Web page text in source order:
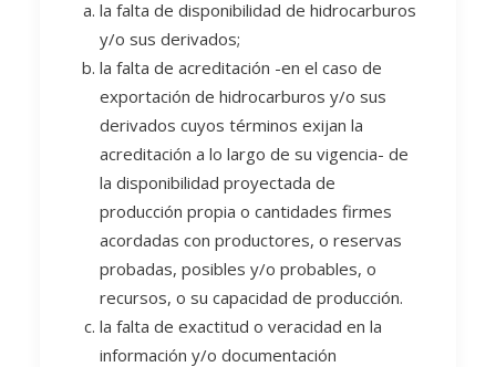
la falta de disponibilidad de hidrocarburos
y/o sus derivados;
la falta de acreditación -en el caso de
exportación de hidrocarburos y/o sus
derivados cuyos términos exijan la
acreditación a lo largo de su vigencia- de
la disponibilidad proyectada de
producción propia o cantidades firmes
acordadas con productores, o reservas
probadas, posibles y/o probables, o
recursos, o su capacidad de producción.
la falta de exactitud o veracidad en la
información y/o documentación